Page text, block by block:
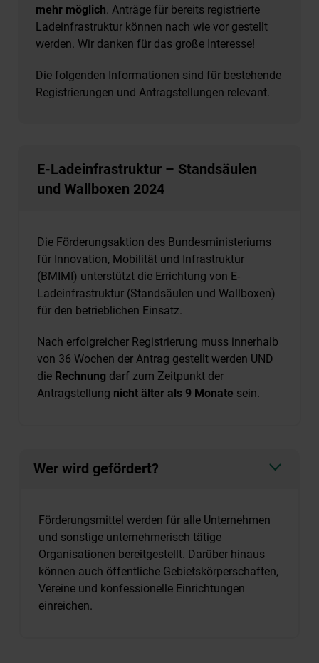
mehr möglich. Anträge für bereits registrierte
Ladeinfrastruktur können nach wie vor gestellt
werden. Wir danken für das große Interesse!
Die folgenden Informationen sind für bestehende
Registrierungen und Antragstellungen relevant.
E-Ladeinfrastruktur – Standsäulen
und Wallboxen 2024
Die Förderungsaktion des Bundesministeriums
für Innovation, Mobilität und Infrastruktur
(BMIMI) unterstützt die Errichtung von E-
Ladeinfrastruktur (Standsäulen und Wallboxen)
für den betrieblichen Einsatz.
Nach erfolgreicher Registrierung muss innerhalb
von 36 Wochen der Antrag gestellt werden UND
die Rechnung darf zum Zeitpunkt der
Antragstellung nicht älter als 9 Monate sein.
Wer wird gefördert?
Förderungsmittel werden für alle Unternehmen
und sonstige unternehmerisch tätige
Organisationen bereitgestellt. Darüber hinaus
können auch öffentliche Gebietskörperschaften,
Vereine und konfessionelle Einrichtungen
einreichen.